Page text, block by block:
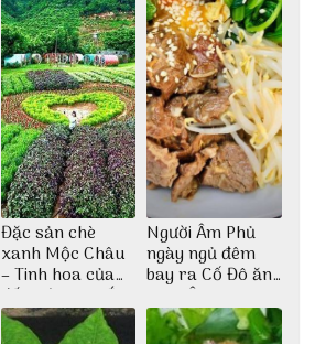
Đặc sản chè
xanh Mộc Châu
– Tinh hoa của
đất trời Tây Bắc
Người Âm Phủ
ngày ngủ đêm
bay ra Cố Đô ăn
Cơm Âm Phủ
Huế